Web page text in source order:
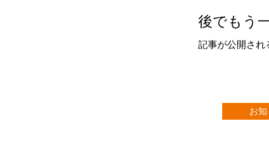
後でもう
記事が公開され
お